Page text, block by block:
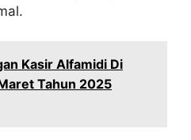
Kasir Alfamidi Di
Tahun 2025